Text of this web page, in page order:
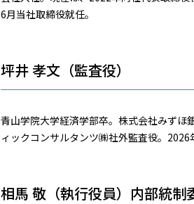
6月当社取締役就任。
坪井 孝文（監査役）
青山学院大学経済学部卒。株式会社みずほ
ィックコンサルタンツ㈱社外監査役。
相馬 敬（執行役員）内部統制